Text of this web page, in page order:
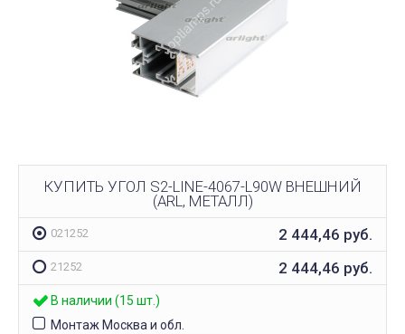
КУПИТЬ УГОЛ S2-LINE-4067-L90W ВНЕШНИЙ
(ARL, МЕТАЛЛ)
021252 2 444,46 руб.
21252 2 444,46 руб.
В наличии (15 шт.)
Монтаж Москва и обл.